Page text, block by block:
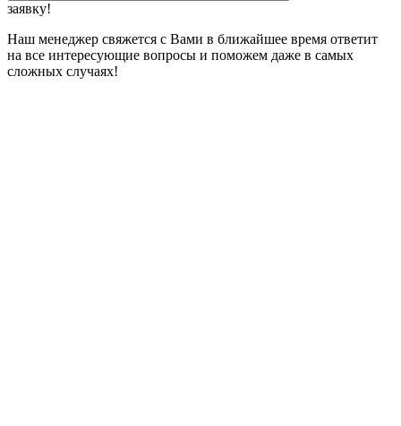
заявку!
Наш менеджер свяжется с Вами в ближайшее время ответит
на все интересующие вопросы и поможем даже в самых
сложных случаях!